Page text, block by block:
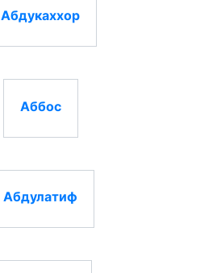
Абдукаххор
Аббос
Абдулатиф